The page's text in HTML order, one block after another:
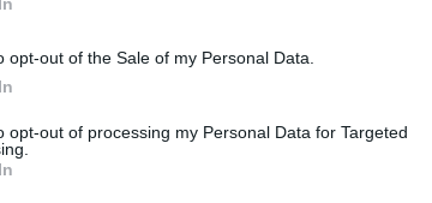
opt-out of the Sale of my Personal Data.
opt-out of processing my Personal Data for Targeted
huis
en naar hospitaal gebracht. Dacht echt
tekeer. Na onderzoek teruggebracht naar